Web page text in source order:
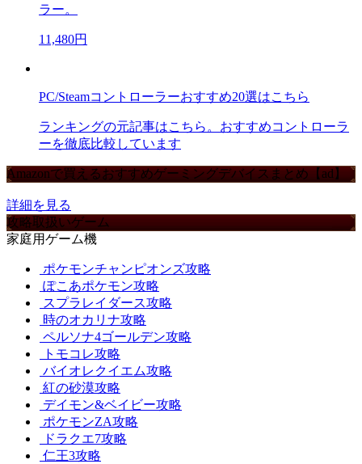
ラー。
11,480円
PC/Steamコントローラーおすすめ20選はこちら
ランキングの元記事はこちら。おすすめコントローラ
ーを徹底比較しています
Amazonで買えるおすすめゲーミングデバイスまとめ【ad】
詳細を見る
攻略取扱いゲーム
家庭用ゲーム機
ポケモンチャンピオンズ攻略
ぽこあポケモン攻略
スプラレイダース攻略
時のオカリナ攻略
ペルソナ4ゴールデン攻略
トモコレ攻略
バイオレクイエム攻略
紅の砂漠攻略
デイモン&ベイビー攻略
ポケモンZA攻略
ドラクエ7攻略
仁王3攻略